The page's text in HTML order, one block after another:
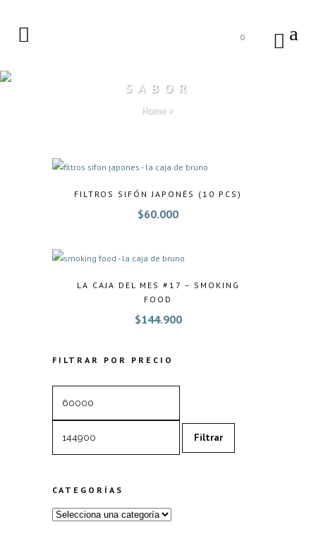
0
SABOR
Home>
FILTRAR POR PRECIO
Filtrar
CATEGORÍAS
FILTROS SIFÓN JAPONÉS (10 PCS)
$60.000
LA CAJA DEL MES #17 – SMOKING
FOOD
$144.900